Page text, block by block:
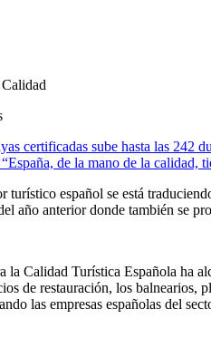
certificadas sube hasta las 242
de la mano de la calidad,
turístico español se está
año anterior donde también se
la Calidad Turística Española ha
de restauración, los balnearios,
las empresas españolas del